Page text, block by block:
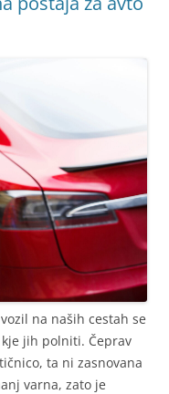
na naših cestah se
jih polniti. Čeprav
ta ni zasnovana
varna, zato je